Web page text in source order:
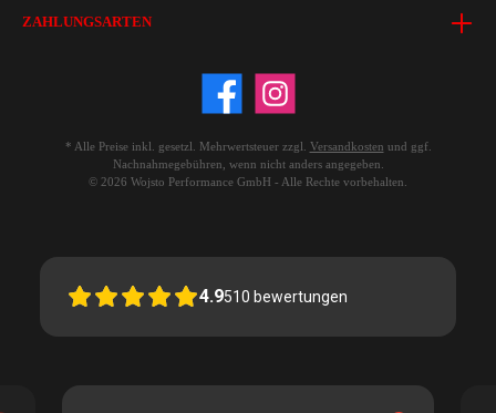
ZAHLUNGSARTEN
* Alle Preise inkl. gesetzl. Mehrwertsteuer zzgl. Versandkosten und ggf.
Nachnahmegebühren, wenn nicht anders angegeben.
© 2026 Wojsto Performance GmbH - Alle Rechte vorbehalten.
4.9510 bewertungen